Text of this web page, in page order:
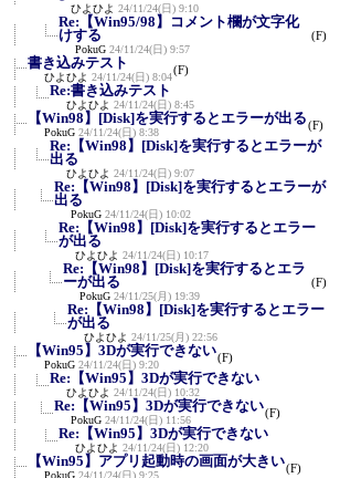
ひよひよ 24/11/24(日) 9:10
Re:【Win95/98】コメント欄が文字化
けする
PokuG 24/11/24(日) 9:57
(F)
書き込みテスト
ひよひよ 24/11/24(日) 8:04
(F)
Re:書き込みテスト
ひよひよ 24/11/24(日) 8:45
【Win98】[Disk]を実行するとエラーが出る
PokuG 24/11/24(日) 8:38
(F)
Re:【Win98】[Disk]を実行するとエラーが
出る
ひよひよ 24/11/24(日) 9:07
Re:【Win98】[Disk]を実行するとエラーが
出る
PokuG 24/11/24(日) 10:02
Re:【Win98】[Disk]を実行するとエラー
が出る
ひよひよ 24/11/24(日) 10:17
Re:【Win98】[Disk]を実行するとエラ
ーが出る
PokuG 24/11/25(月) 19:39
(F)
Re:【Win98】[Disk]を実行するとエラー
が出る
ひよひよ 24/11/25(月) 22:56
【Win95】3Dが実行できない
PokuG 24/11/24(日) 9:20
(F)
Re:【Win95】3Dが実行できない
ひよひよ 24/11/24(日) 10:32
Re:【Win95】3Dが実行できない
PokuG 24/11/24(日) 11:56
(F)
Re:【Win95】3Dが実行できない
ひよひよ 24/11/24(日) 12:20
【Win95】アプリ起動時の画面が大きい
PokuG 24/11/24(日) 9:25
(F)